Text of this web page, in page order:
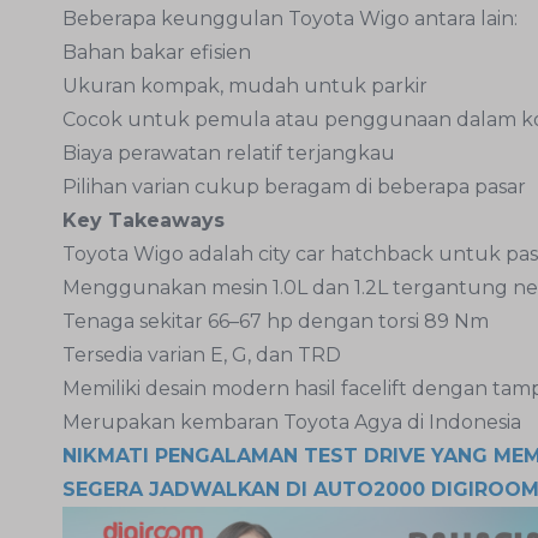
Beberapa keunggulan Toyota Wigo antara lain:
Bahan bakar efisien
Ukuran kompak, mudah untuk parkir
Cocok untuk pemula atau penggunaan dalam
Biaya perawatan relatif terjangkau
Pilihan varian cukup beragam di beberapa pasar
Key Takeaways
Toyota Wigo adalah city car hatchback untuk
Menggunakan mesin 1.0L dan 1.2L tergantung
Tenaga sekitar 66–67 hp dengan torsi 89 Nm
Tersedia varian E, G, dan TRD
Memiliki desain modern hasil facelift dengan
Merupakan kembaran Toyota Agya di Indonesia
NIKMATI PENGALAMAN TEST DRIVE YANG
SEGERA JADWALKAN DI AUTO2000 DIGIROOM